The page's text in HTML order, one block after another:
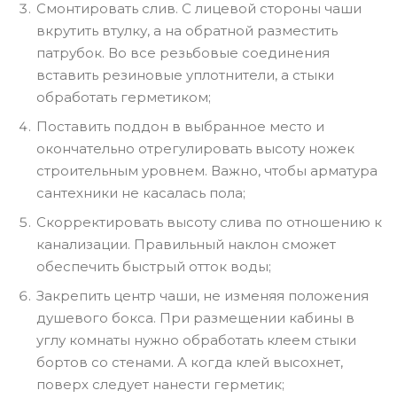
Смонтировать слив. С лицевой стороны чаши
вкрутить втулку, а на обратной разместить
патрубок. Во все резьбовые соединения
вставить резиновые уплотнители, а стыки
обработать герметиком;
Поставить поддон в выбранное место и
окончательно отрегулировать высоту ножек
строительным уровнем. Важно, чтобы арматура
сантехники не касалась пола;
Скорректировать высоту слива по отношению к
канализации. Правильный наклон сможет
обеспечить быстрый отток воды;
Закрепить центр чаши, не изменяя положения
душевого бокса. При размещении кабины в
углу комнаты нужно обработать клеем стыки
бортов со стенами. А когда клей высохнет,
поверх следует нанести герметик;